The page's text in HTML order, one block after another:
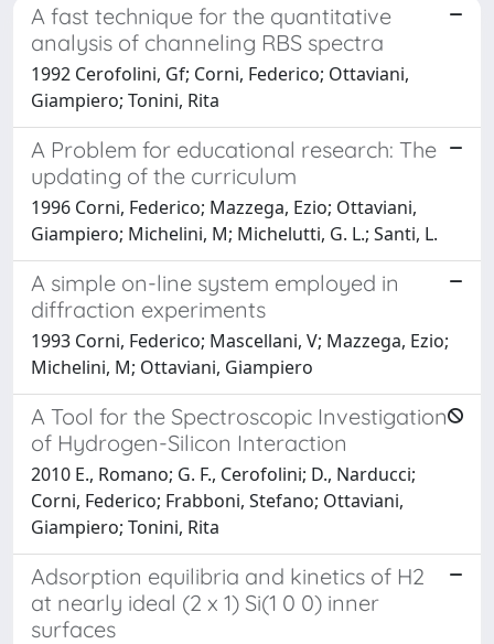
A fast technique for the quantitative
analysis of channeling RBS spectra
1992 Cerofolini, Gf; Corni, Federico; Ottaviani,
Giampiero; Tonini, Rita
A Problem for educational research: The
updating of the curriculum
1996 Corni, Federico; Mazzega, Ezio; Ottaviani,
Giampiero; Michelini, M; Michelutti, G. L.; Santi, L.
A simple on-line system employed in
diffraction experiments
1993 Corni, Federico; Mascellani, V; Mazzega, Ezio;
Michelini, M; Ottaviani, Giampiero
A Tool for the Spectroscopic Investigation
of Hydrogen-Silicon Interaction
2010 E., Romano; G. F., Cerofolini; D., Narducci;
Corni, Federico; Frabboni, Stefano; Ottaviani,
Giampiero; Tonini, Rita
Adsorption equilibria and kinetics of H2
at nearly ideal (2 x 1) Si(1 0 0) inner
surfaces